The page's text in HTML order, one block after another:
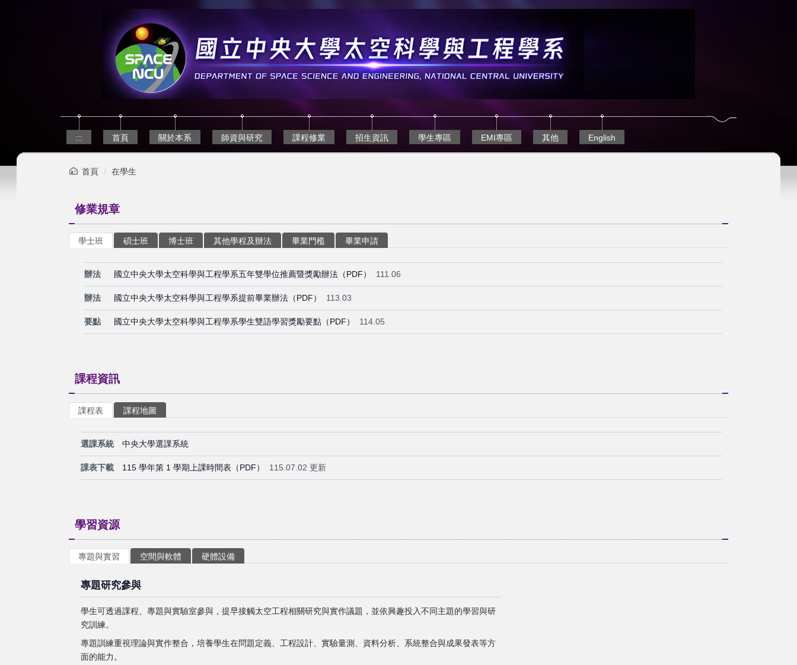
::: 首頁 關於本系 師資與研究 課程修業 招生資訊 學生專區 EMI專區 其他 English
首頁 在學生
修業規章
學士班 碩士班 博士班 其他學程及辦法 畢業門檻 畢業申請
辦法 國立中央大學太空科學與工程學系五年雙學位推薦暨獎勵辦法（PDF） 111.06
辦法 國立中央大學太空科學與工程學系提前畢業辦法（PDF） 113.03
要點 國立中央大學太空科學與工程學系學生雙語學習獎勵要點（PDF） 114.05
課程資訊
課程表 課程地圖
選課系統 中央大學選課系統
課表下載 115 學年第 1 學期上課時間表（PDF） 115.07.02 更新
學習資源
專題與實習 空間與軟體 硬體設備
專題研究參與
學生可透過課程、專題與實驗室參與，提早接觸太空工程相關研究與實作議題，並依興趣投入不同主題的學習與研
究訓練。
專題訓練重視理論與實作整合，培養學生在問題定義、工程設計、實驗量測、資料分析、系統整合與成果發表等方
面的能力。